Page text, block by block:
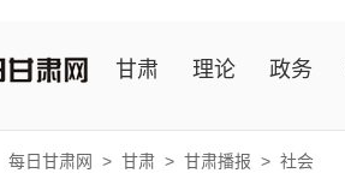
甘肃 理论 政务
每日甘肃网 > 甘肃 > 甘肃播报 > 社会